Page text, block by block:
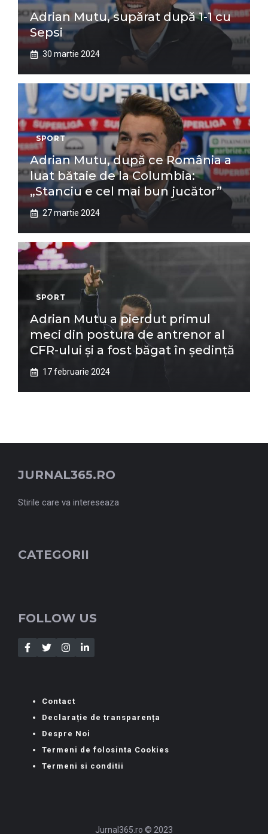
Adrian Mutu, supărat după 1-1 cu
Sepsi
30 martie 2024
SPORT
Adrian Mutu, după ce România a
luat bătaie de la Columbia:
„Stanciu e cel mai bun jucător”
27 martie 2024
SPORT
Adrian Mutu a pierdut primul
meci din postura de antrenor al
CFR-ului și a fost băgat în ședință
17 februarie 2024
JURNAL365.RO
Stirile care va intereseaza
CATEGORII
FOLLOW US
Contact
Declarație de transparența
Despre Noi
Termeni de folosinta Cookies
Termeni si conditii
Jurnal365.ro © 2023